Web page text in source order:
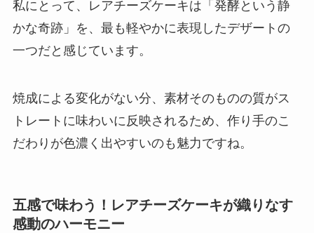
私にとって、レアチーズケーキは「発酵という静
かな奇跡」を、最も軽やかに表現したデザートの
一つだと感じています。
焼成による変化がない分、素材そのものの質がス
トレートに味わいに反映されるため、作り手のこ
だわりが色濃く出やすいのも魅力ですね。
五感で味わう！レアチーズケーキが織りなす
感動のハーモニー